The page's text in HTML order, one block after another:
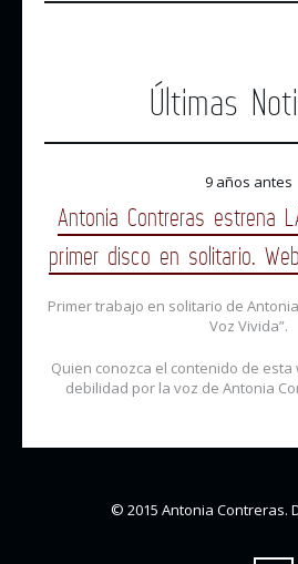
Últimas
9 años antes
Antonia Contreras estrena
primer disco en solitario.
Primer trabajo en solitario de
Voz Vivida”.
Quien conozca el contenido de
debilidad por la voz de Antonia
© 2015 Antonia Contreras.